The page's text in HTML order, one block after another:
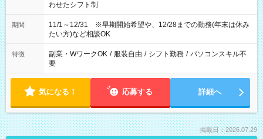
わせたシフト制
期間
11/1～12/31 ※早期開始希望や、12/28までの勤務(年末は休み
たい方)など相談OK
特徴 副業・WワークOK / 服装自由 / シフト勤務 / パソコンスキル不
要
気になる！ 応募する 詳細へ
掲載日：2026.07.29